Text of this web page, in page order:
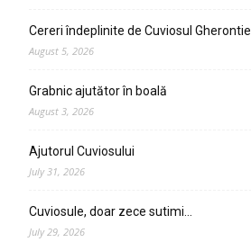
Cereri îndeplinite de Cuviosul Gherontie
August 5, 2026
Grabnic ajutător în boală
August 3, 2026
Ajutorul Cuviosului
July 31, 2026
Cuviosule, doar zece sutimi…
July 29, 2026